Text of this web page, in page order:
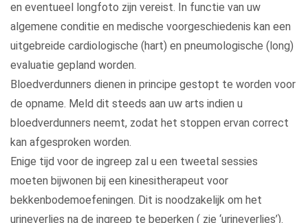
en eventueel longfoto zijn vereist. In functie van uw
algemene conditie en medische voorgeschiedenis kan een
uitgebreide cardiologische (hart) en pneumologische (long)
evaluatie gepland worden.
Bloedverdunners dienen in principe gestopt te worden voor
de opname. Meld dit steeds aan uw arts indien u
bloedverdunners neemt, zodat het stoppen ervan correct
kan afgesproken worden.
Enige tijd voor de ingreep zal u een tweetal sessies
moeten bijwonen bij een kinesitherapeut voor
bekkenbodemoefeningen. Dit is noodzakelijk om het
urineverlies na de ingreep te beperken ( zie ‘urineverlies’).